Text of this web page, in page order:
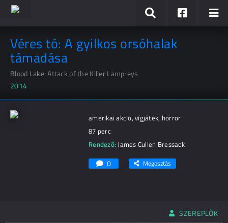
Véres tó: A gyilkos orsóhalak
támadása
Blood Lake: Attack of the Killer Lampreys
2014
amerikai akció, vígjáték, horror
87 perc
Rendező:James Cullen Bressack
0 Megosztás
SZEREPLŐK